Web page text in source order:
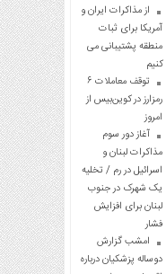
از مذاکرات ایران و
آمریکا برای ثبات
منطقه پشتیبانی می
کنیم
توقف معاملات ۶
رمزارز در کوین‌بیس از
امروز
آغاز دور سوم
مذاکرات لبنان و
اسرائیل در رم / تخلیه
یک شهرک در جنوب
لبنان برای افزایش
فشار
امشب گزارش
دوساله پزشکیان درباره